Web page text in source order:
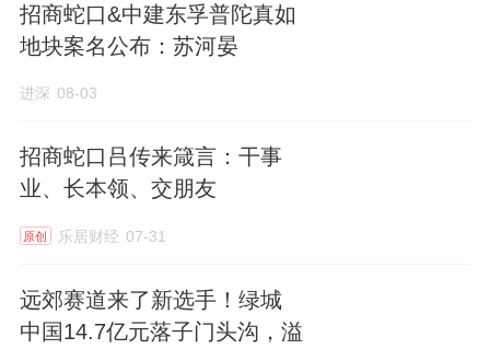
发展成为相对比较突出的竞争优势。
提问：当前数字化转型已成为物业行业未来发
用，分享公司在“十五五”期间数字化转型的具
体规划与侧重点；同时请介绍物业行业推进机
器人应用能否较大程度降低企业经营成本、是
器人应用项目的推广覆盖计划及主要工作难
点。
招商蛇口&中建东孚普陀真如
地块案名公布：苏河晏
进深 08-03
招商蛇口吕传来箴言：干事
业、长本领、交朋友
原创 乐居财经 07-31
远郊赛道来了新选手！绿城
中国14.7亿元落子门头沟，溢